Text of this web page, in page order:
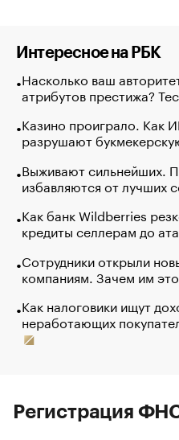
Интересное на РБК
Насколько ваш
атрибутов престижа?
Казино проиграло. Как
разрушают
Выживают сильнейших.
избавляются от лучших
Как банк Wildberries
кредиты селлерам до
Сотрудники открыли
компаниям. Зачем им это
Как налоговики ищут
неработающих
Регистрация